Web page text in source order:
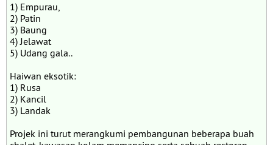
1) Empurau,
2) Patin
3) Baung
4) Jelawat
5) Udang gala..
Haiwan eksotik:
1) Rusa
2) Kancil
3) Landak
Projek ini turut merangkumi pembangunan beberapa buah